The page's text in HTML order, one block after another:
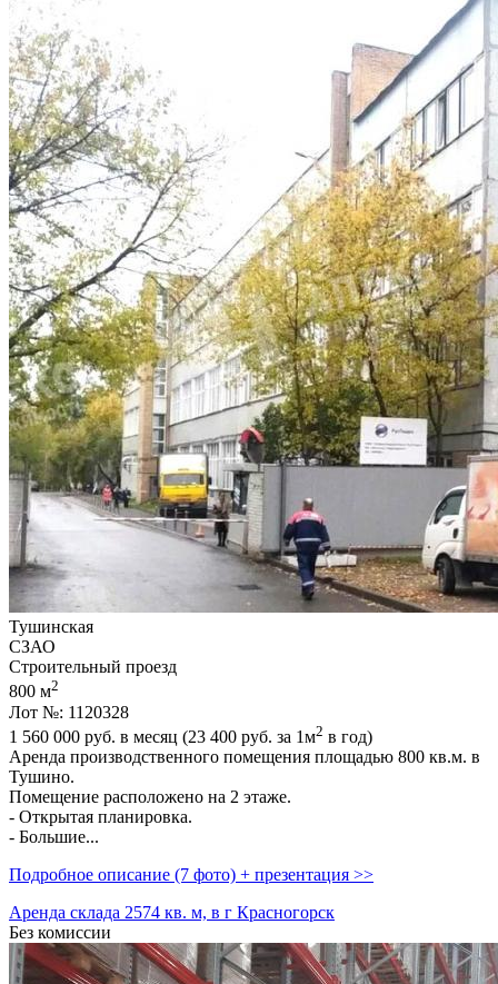
Тушинская
СЗАО
Строительный проезд
800 м2
Лот №: 1120328
1 560 000 руб. в месяц (23 400 руб. за 1м2 в год)
Аренда производственного помещения площадью 800 кв.м. в
Тушино.
Помещение расположено на 2 этаже.
- Открытая планировка.
- Большие...
Подробное описание (7 фото) + презентация >>
Аренда склада 2574 кв. м, в г Красногорск
Без комиссии